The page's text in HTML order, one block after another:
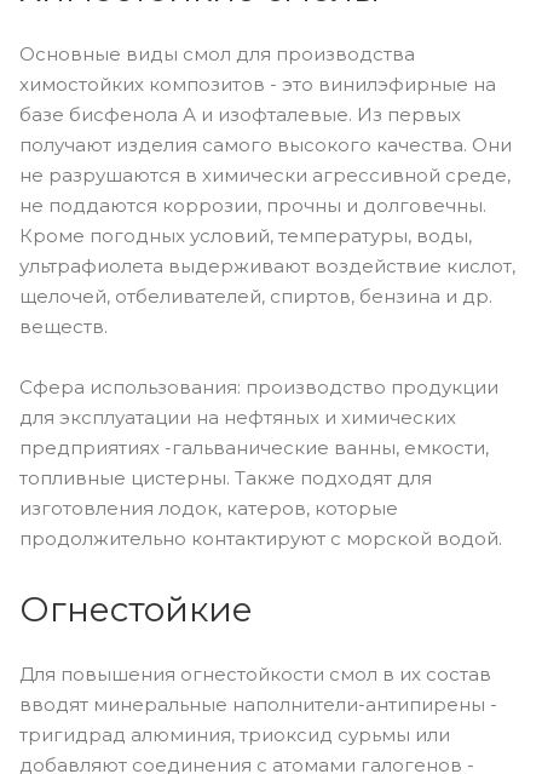
Основные виды смол для производства
химостойких композитов - это винилэфирные на
базе бисфенола А и изофталевые. Из первых
получают изделия самого высокого качества. Они
не разрушаются в химически агрессивной среде,
не поддаются коррозии, прочны и долговечны.
Кроме погодных условий, температуры, воды,
ультрафиолета выдерживают воздействие кислот,
щелочей, отбеливателей, спиртов, бензина и др.
веществ.
Сфера использования: производство продукции
для эксплуатации на нефтяных и химических
предприятиях -гальванические ванны, емкости,
топливные цистерны. Также подходят для
изготовления лодок, катеров, которые
продолжительно контактируют с морской водой.
Огнестойкие
Для повышения огнестойкости смол в их состав
вводят минеральные наполнители-антипирены -
тригидрад алюминия, триоксид сурьмы или
добавляют соединения с атомами галогенов -